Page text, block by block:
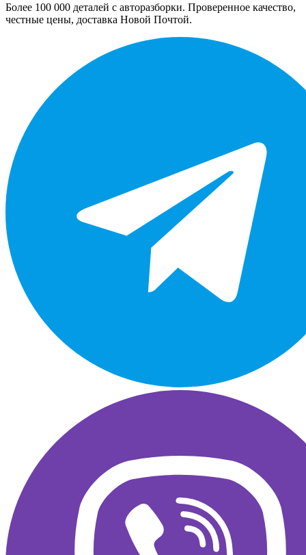
Более 100 000 деталей с авторазборки. Проверенное качество,
честные цены, доставка Новой Почтой.